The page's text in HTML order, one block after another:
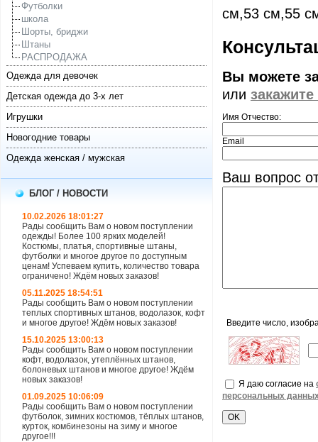
Футболки
школа
Шорты, бриджи
Штаны
РАСПРОДАЖА
Одежда для девочек
Детская одежда до 3-х лет
Игрушки
Новогодние товары
Одежда женская / мужская
БЛОГ / НОВОСТИ
10.02.2026 18:01:27
Рады сообщить Вам о новом поступлении
одежды! Более 100 ярких моделей!
Костюмы, платья, спортивные штаны,
футболки и многое другое по доступным
ценам! Успеваем купить, количество товара
ограничено! Ждём новых заказов!
05.11.2025 18:54:51
Рады сообщить Вам о новом поступлении
теплых спортивных штанов, водолазок, кофт
и многое другое! Ждём новых заказов!
15.10.2025 13:00:13
Рады сообщить Вам о новом поступлении
кофт, водолазок, утеплённых штанов,
болоневых штанов и многое другое! Ждём
новых заказов!
01.09.2025 10:06:09
Рады сообщить Вам о новом поступлении
футболок, зимних костюмов, тёплых штанов,
курток, комбинезоны на зиму и многое
другое!!!
см,53 см,55
Вы можете
или
Имя Отчество:
Email
Ваш вопрос
Введите число,
Я даю согласие на
персональных